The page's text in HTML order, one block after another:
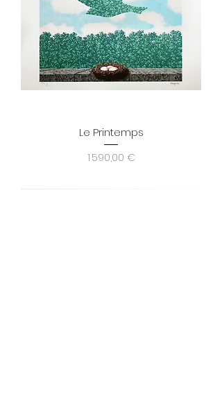
Le Printemps
Prix
1 590,00 €